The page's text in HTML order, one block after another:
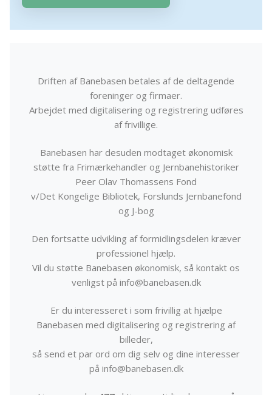
Driften af Banebasen betales af de deltagende
foreninger og firmaer.
Arbejdet med digitalisering og registrering udføres
af frivillige.
Banebasen har desuden modtaget økonomisk
støtte fra Frimærkehandler og Jernbanehistoriker
Peer Olav Thomassens Fond
v/Det Kongelige Bibliotek, Forslunds Jernbanefond
og J-bog
Den fortsatte udvikling af formidlingsdelen kræver
professionel hjælp.
Vil du støtte Banebasen økonomisk, så kontakt os
venligst på info@banebasen.dk
Er du interesseret i som frivillig at hjælpe
Banebasen med digitalisering og registrering af
billeder,
så send et par ord om dig selv og dine interesser
på info@banebasen.dk